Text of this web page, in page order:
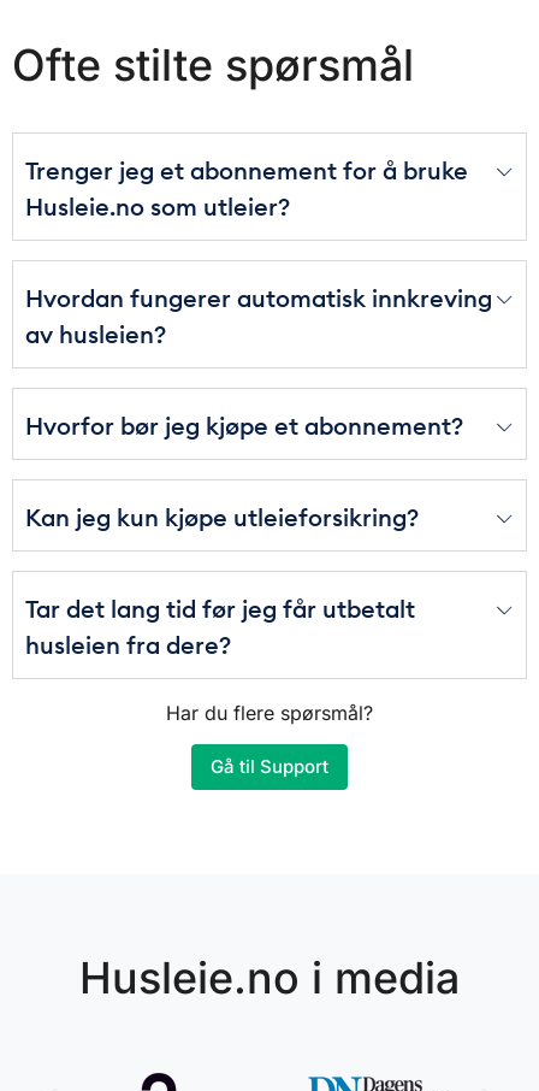
Ofte stilte spørsmål
Trenger jeg et abonnement for å bruke
Husleie.no som utleier?
Hvordan fungerer automatisk innkreving
av husleien?
Hvorfor bør jeg kjøpe et abonnement?
Kan jeg kun kjøpe utleieforsikring?
Tar det lang tid før jeg får utbetalt
husleien fra dere?
Har du flere spørsmål?
Gå til Support
Husleie.no i media